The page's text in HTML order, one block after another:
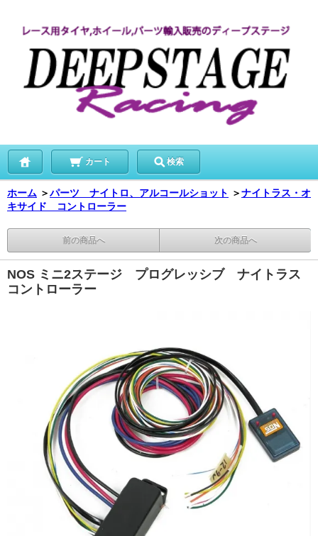
カート 検索
ホーム ＞パーツ ナイトロ、アルコールショット ＞ナイトラス・オ
キサイド コントローラー
前の商品へ 次の商品へ
NOS ミニ2ステージ プログレッシブ ナイトラス
コントローラー